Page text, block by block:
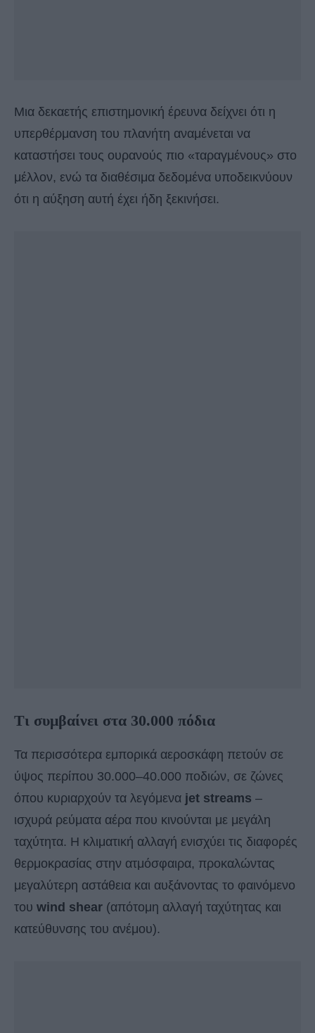
Μια δεκαετής επιστημονική έρευνα δείχνει ότι η
υπερθέρμανση του πλανήτη αναμένεται να
καταστήσει τους ουρανούς πιο «ταραγμένους» στο
μέλλον, ενώ τα διαθέσιμα δεδομένα υποδεικνύουν
ότι η αύξηση αυτή έχει ήδη ξεκινήσει.
Τι συμβαίνει στα 30.000 πόδια
Τα περισσότερα εμπορικά αεροσκάφη πετούν σε
ύψος περίπου 30.000–40.000 ποδιών, σε ζώνες
όπου κυριαρχούν τα λεγόμενα jet streams –
ισχυρά ρεύματα αέρα που κινούνται με μεγάλη
ταχύτητα. Η κλιματική αλλαγή ενισχύει τις διαφορές
θερμοκρασίας στην ατμόσφαιρα, προκαλώντας
μεγαλύτερη αστάθεια και αυξάνοντας το φαινόμενο
του wind shear (απότομη αλλαγή ταχύτητας και
κατεύθυνσης του ανέμου).